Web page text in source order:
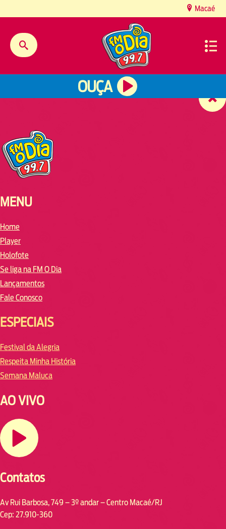
Macaé
OUÇA
MENU
Home
Player
Holofote
Se liga na FM O Dia
Lançamentos
Fale Conosco
ESPECIAIS
Festival da Alegria
Respeita Minha História
Semana Maluca
AO VIVO
Contatos
Av Rui Barbosa, 749 – 3º andar – Centro Macaé/RJ
Cep: 27.910-360